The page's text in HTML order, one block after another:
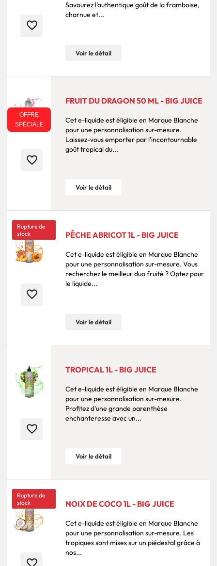
favorite_border
Savourez l’authentique goût de la framboise,
charnue et...
Voir le détail
OFFRE
SPÉCIALE
favorite_border
FRUIT DU DRAGON 50 ML - BIG JUICE
Cet e-liquide est éligible en Marque Blanche
pour une personnalisation sur-mesure.
Laissez-vous emporter par l’incontournable
goût tropical du...
Voir le détail
Rupture de
stock
favorite_border
PÊCHE ABRICOT 1L - BIG JUICE
Cet e-liquide est éligible en Marque Blanche
pour une personnalisation sur-mesure. Vous
recherchez le meilleur duo fruité ? Optez pour
le liquide...
Voir le détail
favorite_border
TROPICAL 1L - BIG JUICE
Cet e-liquide est éligible en Marque Blanche
pour une personnalisation sur-mesure.
Profitez d'une grande parenthèse
enchanteresse avec un...
Voir le détail
Rupture de
stock
favorite_border
NOIX DE COCO 1L - BIG JUICE
Cet e-liquide est éligible en Marque Blanche
pour une personnalisation sur-mesure. Les
tropiques sont mises sur un piédestal grâce à
nos...